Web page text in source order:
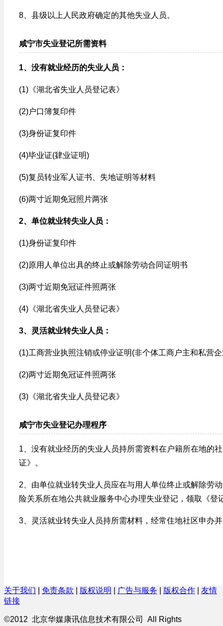
8、县级以上人民政府确定的其他失业人员。
咸宁市失业登记所需资料
1、没有就业经历的失业人员：
(1)《湖北省失业人员登记表》
(2)户口簿复印件
(3)身份证复印件
(4)毕业证(肄业证明)
(5)复员转业军人证书、失地证明等材料
(6)两寸近期免冠照片两张
2、单位就业转失业人员：
(1)身份证复印件
(2)原用人单位出具的终止或解除劳动合同证明书
(3)两寸近期免冠证件照两张
(4)《湖北省失业人员登记表》
3、灵活就业转失业人员：
(1)工商营业执照注销或停业证明(非个体工商户主和私营
(2)两寸近期免冠证件照两张
(3)《湖北省失业人员登记表》
咸宁市失业登记办理程序
1、没有就业经历的失业人员持所需资料在户籍所在地的
证》。
2、由单位就业转失业人员应在与用人单位终止或解除劳
险关系所在地公共就业服务中心办理失业登记，领取《登
3、灵活就业转失业人员持所需材料，经常住地社区申办
关于我们 免责条款 版权说明 广告与服务 版权合作
友情
链接
©2012 北京华媒康讯信息技术有限公司 All Rights